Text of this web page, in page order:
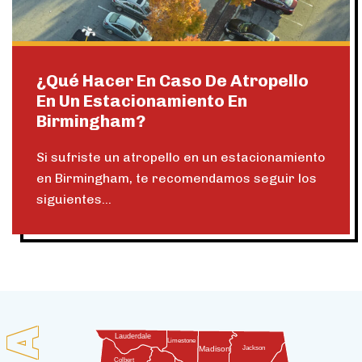
¿Qué Hacer En Caso De Atropello
En Un Estacionamiento En
Birmingham?
Si sufriste un atropello en un estacionamiento
en Birmingham, te recomendamos seguir los
siguientes...
Colbert
Jackson
Lauderdale Limestone
Madison